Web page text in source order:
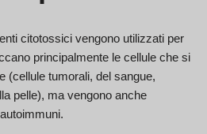
citotossici vengono utilizzati per
principalmente le cellule che si
(cellule tumorali, del sangue,
pelle), ma vengono anche